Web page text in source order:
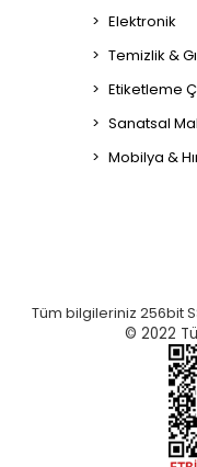
Elektronik
Temizlik &
Etiketleme
Sanatsal
Mobilya &
Tüm bilgileriniz 256bit
© 2022